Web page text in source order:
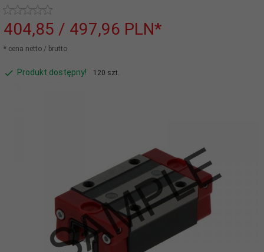
404,85 / 497,96 PLN*
* cena netto / brutto
Produkt dostępny! 120 szt.